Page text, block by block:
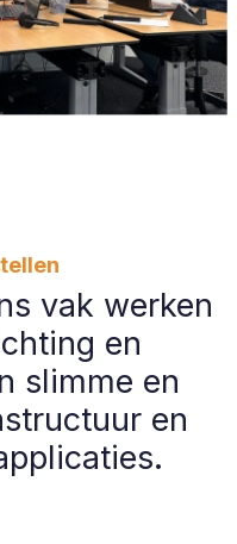
vak werken
en
slimme en
en